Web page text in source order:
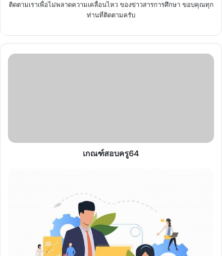
ติดตามเราเพื่อไม่พลาดความเคลื่อนไหว ของข่าวสารการศึกษา ขอบคุณทุก
ท่านที่ติดตามครับ
เกณฑ์
เกณฑ์สอบครู64